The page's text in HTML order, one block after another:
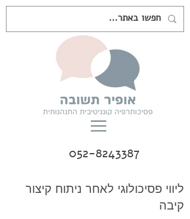
052-8243387
ליווי פסיכולוגי לאחר ניתוח קיצור
קיבה